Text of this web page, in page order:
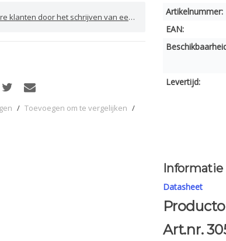
door het schrijven van een review
/ Toevoegen om te vergelijken /
Artikelnummer:
EAN:
Levertijd:
Informatie
Datasheet
Art.nr.